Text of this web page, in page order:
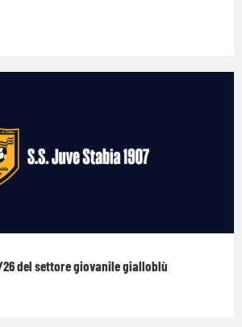
del settore giovanile gialloblù